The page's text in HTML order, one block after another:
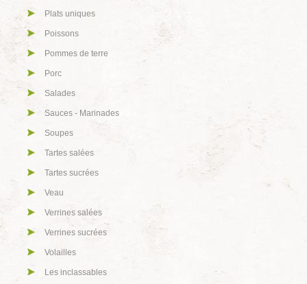
Plats uniques
Poissons
Pommes de terre
Porc
Salades
Sauces - Marinades
Soupes
Tartes salées
Tartes sucrées
Veau
Verrines salées
Verrines sucrées
Volailles
Les inclassables